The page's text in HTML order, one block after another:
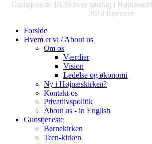
Gudstjeneste 10.30 hver søndag i
2610 Rødovre
Forside
Hvem er vi / About us
Om os
Værdier
Vision
Ledelse og økonomi
Ny i Højnæskirken?
Kontakt os
Privatlivspolitik
About us - in English
Gudstjeneste
Børnekirken
Teen-kirken